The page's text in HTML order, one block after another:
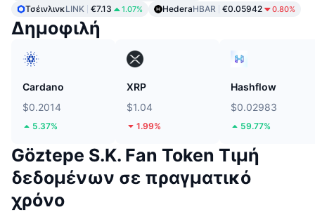
ΤσέινλινκLINK €7.13 1.07% HederaHBAR €0.05942 0.80%
Δημοφιλή
Cardano
$0.2014
5.37%
XRP
$1.04
1.99%
Hashflow
$0.02983
59.77%
Göztepe S.K. Fan Token Τιμή
δεδομένων σε πραγματικό
χρόνο